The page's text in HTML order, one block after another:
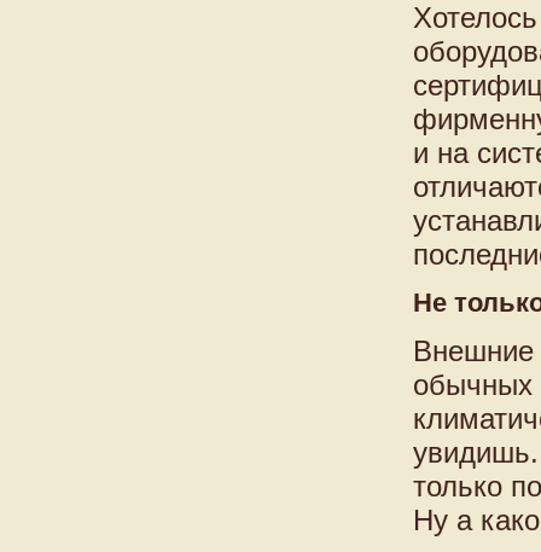
и на
Не
Внешние
обычных
только
Ну а